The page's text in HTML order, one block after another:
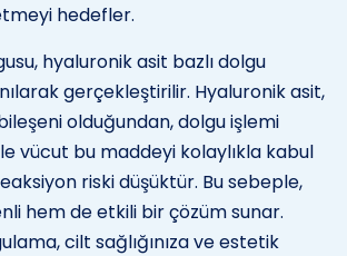
hedefler.
hyaluronik asit bazlı dolgu
gerçekleştirilir. Hyaluronik asit,
olduğundan, dolgu işlemi
vücut bu maddeyi kolaylıkla kabul
riski düşüktür. Bu sebeple,
hem de etkili bir çözüm sunar.
cilt sağlığınıza ve estetik